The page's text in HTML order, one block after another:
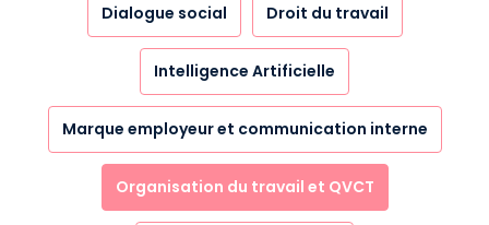
Dialogue social Droit du travail
Intelligence Artificielle
Marque employeur et communication interne
Organisation du travail et QVCT